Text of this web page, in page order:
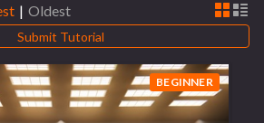
| Oldest
Submit Tutorial
BEGINNER